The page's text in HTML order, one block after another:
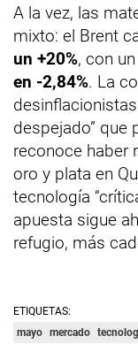
A la vez, las
mixto: el Brent
un +20%, con un
en -2,84%. La
despejado” que
reconoce haber
oro y plata en
tecnología
apuesta sigue
refugio, más
ETIQUETAS:
mayo mercado